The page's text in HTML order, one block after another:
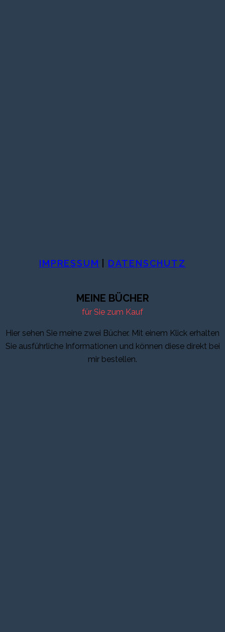
IMPRESSUM DATENSCHUTZ
MEINE BÜCHER
für Sie zum Kauf
Hier sehen Sie meine zwei Bücher. Mit einem Klick erhalten
Sie ausführliche Informationen und können diese direkt bei
mir bestellen.